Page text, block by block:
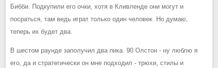
Бибби. Подкупили его очки, хотя в Кливленде они могут и
посраться, там ведь играт только один человек. Но думаю,
теперь их будет два.
В шестом раунде заполучил два пика. 90 Олстон - ну люблю я
его, да и стратегически он мне подходил - трюхи, стилы и